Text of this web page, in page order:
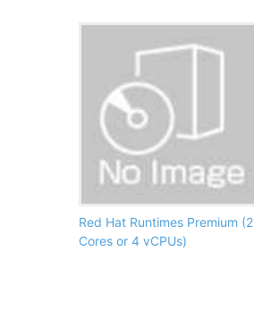
Red Hat Runtimes Premium (2
Cores or 4 vCPUs)